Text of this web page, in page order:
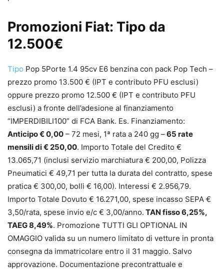
Promozioni Fiat: Tipo da
12.500€
Tipo Pop 5Porte 1.4 95cv E6 benzina con pack Pop Tech –
prezzo promo 13.500 € (IPT e contributo PFU esclusi)
oppure prezzo promo 12.500 € (IPT e contributo PFU
esclusi) a fronte dell’adesione al finanziamento
“IMPERDIBILI100” di FCA Bank. Es. Finanziamento:
Anticipo € 0,00 – 72 mesi, 1ª rata a 240 gg –65 rate
mensili di € 250,00. Importo Totale del Credito €
13.065,71 (inclusi servizio marchiatura € 200,00, Polizza
Pneumatici € 49,71 per tutta la durata del contratto, spese
pratica € 300,00, bolli € 16,00). Interessi € 2.956,79.
Importo Totale Dovuto € 16.271,00, spese incasso SEPA €
3,50/rata, spese invio e/c € 3,00/anno. TAN fisso 6,25%,
TAEG 8,49%. Promozione TUTTI GLI OPTIONAL IN
OMAGGIO valida su un numero limitato di vetture in pronta
consegna da immatricolare entro il 31 maggio. Salvo
approvazione. Documentazione precontrattuale e